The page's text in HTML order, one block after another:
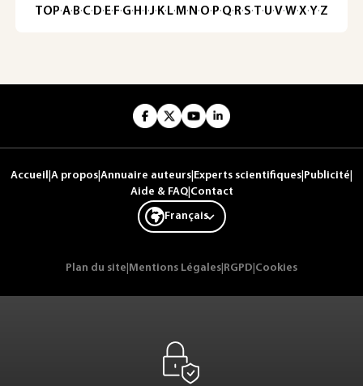
TOP·A·B·C· D· E· F·G· H · ·J· K· L· M · N ·O· P·Q· R·S·T·U·V·W·X·Y·Z
Accueil A propos Annuaire auteurs Experts scientifiques Publicité
Aide & FAQ| Contact
Français
Plan du site Mentions Légales RGPD Cookies